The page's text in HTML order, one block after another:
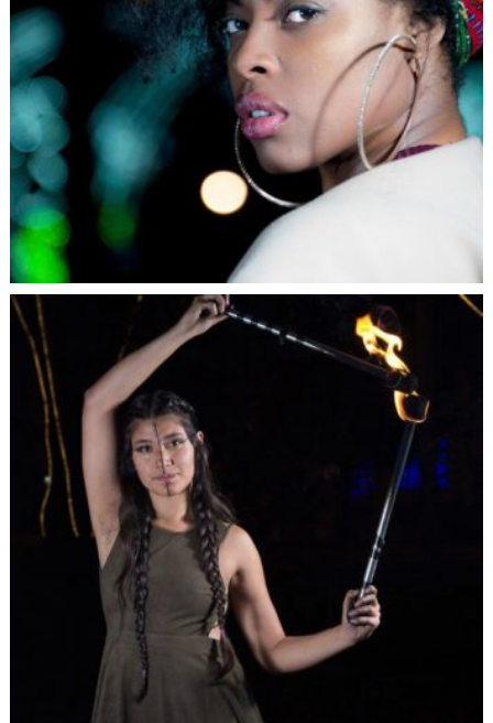
6. ¿Admites solo a personas con talento o cualquier
interesado que se empeñe puede aprender con usted?
Cualquier persona que sienta interés por la fotografía
puede ser admitido para aprender, pues el talento se
obtiene con el aprendizaje, la práctica y la experiencia, lo
cual no quiere decir que todos los interesados sean o
lleguen a ser talentosos.
7. ¿Qué está sucediendo en el mundo con la producción
audiovisual? ¿Hay cambios sustanciales? Dónde cree
que queda la fotografía en esta transformación
El mundo actual se mueve a través de la imagen,
fenómeno social generado por la internet y las redes
sociales. Gracias a ello el interés en el mercado
audiovisual se está potencializando a nivel mundial, y se
ha venido convirtiendo en lenguaje de las nuevas
generaciones.
La fotografía siempre ha sido esencial en el campo
audiovisual pues es la que determina el ensamblaje de la
producción. Desde este campo es que se dan casi todas las
propuestas de composición y producción. Por ende, debe
responder a las propuestas novedosas que el mundo de
hoy demanda, y se transforma desde la estética propuesta
para cada uno de los géneros.
8. ¿Cuál es para usted el plano perfecto? ¿Qué debe
Los planos deben reunir la información necesaria para que
el espectador quede con la sensación de la intención que